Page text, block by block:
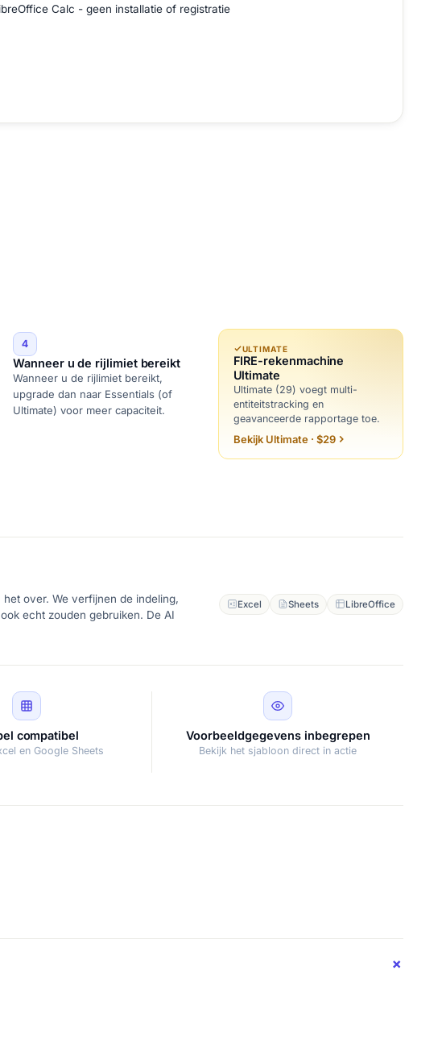
Calc - geen installatie of registratie
4
Wanneer u de rijlimiet bereikt
Wanneer u de rijlimiet bereikt,
upgrade dan naar Essentials (of
Ultimate) voor meer capaciteit.
ULTIMATE
FIRE-rekenmachine
Ultimate
Ultimate (29) voegt multi-
entiteitstracking en
geavanceerde rapportage toe.
Bekijk Ultimate · $29
over. We verfijnen de indeling,
echt zouden gebruiken. De AI
Excel Sheets LibreOffice
compatibel
en Google Sheets
Voorbeeldgegevens inbegrepen
Bekijk het sjabloon direct in actie